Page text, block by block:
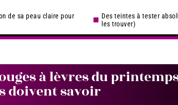
de sa peau claire pour
Des teintes à tester
les trouver)
à lèvres du
doivent savoir